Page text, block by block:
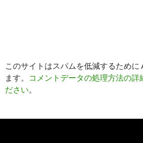
このサイトはスパムを低減するために
ます。
コメントデータの処理方法の詳
ださい。